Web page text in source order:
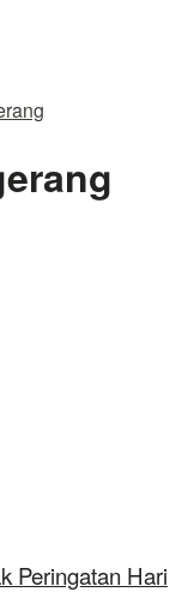
Peringatan Hari